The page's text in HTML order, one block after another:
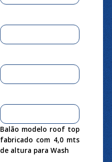
Balão modelo roof top
fabricado com 4,0 mts
de altura para Wash